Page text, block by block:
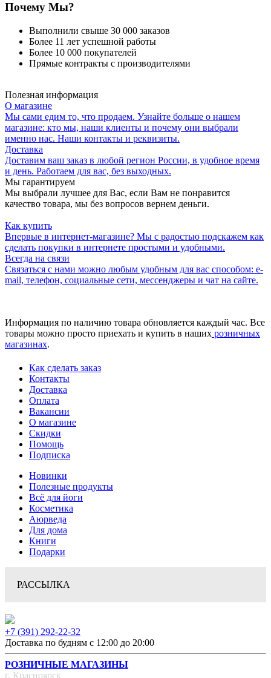
Почему Мы?
Выполнили свыше 30 000 заказов
Более 11 лет успешной работы
Более 10 000 покупателей
Прямые контракты с производителями
Полезная информация
О магазине
Мы сами едим то, что продаем. Узнайте больше о нашем
магазине: кто мы, наши клиенты и почему они выбрали
именно нас. Наши контакты и реквизиты.
Доставка
Доставим ваш заказ в любой регион России, в удобное время
и день. Работаем для вас, без выходных.
Мы гарантируем
Мы выбрали лучшее для Вас, если Вам не понравится
качество товара, мы без вопросов вернем деньги.
Как купить
Впервые в интернет-магазине? Мы с радостью подскажем как
сделать покупки в интернете простыми и удобными.
Всегда на связи
Связаться с нами можно любым удобным для вас способом: e-
mail, телефон, социальные сети, мессенджеры и чат на сайте.
Информация по наличию товара обновляется каждый час. Все
товары можно просто приехать и купить в наших розничных
магазинах.
Как сделать заказ
Контакты
Доставка
Оплата
Вакансии
О магазине
Скидки
Помощь
Подписка
Новинки
Полезные продукты
Всё для йоги
Косметика
Аюрведа
Для дома
Книги
Подарки
РАССЫЛКА
+7 (391) 292-22-32
Доставка по будням с 12:00 до 20:00
РОЗНИЧНЫЕ МАГАЗИНЫ
г. Красноярск